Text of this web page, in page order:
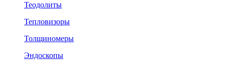
Теодолиты
Тепловизоры
Толщиномеры
Эндоскопы